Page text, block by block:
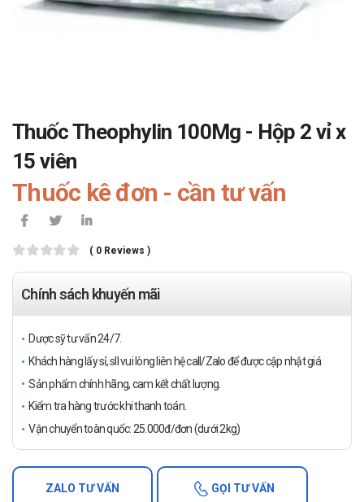
Thuốc Theophylin 100Mg - Hộp 2 vỉ x
15 viên
Thuốc kê đơn - cần tư vấn
( 0 Reviews )
Chính sách khuyến mãi
Dược sỹ tư vấn 24/7.
Khách hàng lấy sỉ, sll vui lòng liên hệ call/Zalo để được cập nhật giá
Sản phẩm chính hãng, cam kết chất lượng.
Kiểm tra hàng trước khi thanh toán.
Vận chuyển toàn quốc: 25.000đ/đơn (dưới 2kg)
ZALO TƯ VẤN GỌI TƯ VẤN